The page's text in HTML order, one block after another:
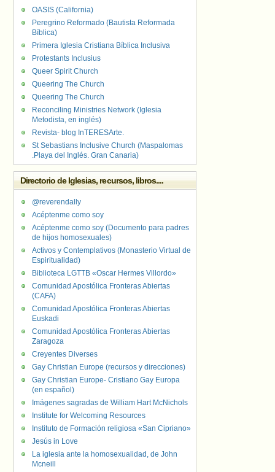
OASIS (California)
Peregrino Reformado (Bautista Reformada
Bíblica)
Primera Iglesia Cristiana Bíblica Inclusiva
Protestants Inclusius
Queer Spirit Church
Queering The Church
Queering The Church
Reconciling Ministries Network (Iglesia
Metodista, en inglés)
Revista- blog InTERESArte.
St Sebastians Inclusive Church (Maspalomas
.Playa del Inglés. Gran Canaria)
Directorio de Iglesias, recursos, libros....
@reverendally
Acéptenme como soy
Acéptenme como soy (Documento para padres
de hijos homosexuales)
Activos y Contemplativos (Monasterio Virtual de
Espiritualidad)
Biblioteca LGTTB «Oscar Hermes Villordo»
Comunidad Apostólica Fronteras Abiertas
(CAFA)
Comunidad Apostólica Fronteras Abiertas
Euskadi
Comunidad Apostólica Fronteras Abiertas
Zaragoza
Creyentes Diverses
Gay Christian Europe (recursos y direcciones)
Gay Christian Europe- Cristiano Gay Europa
(en español)
Imágenes sagradas de William Hart McNichols
Institute for Welcoming Resources
Instituto de Formación religiosa «San Cipriano»
Jesús in Love
La iglesia ante la homosexualidad, de John
Mcneill